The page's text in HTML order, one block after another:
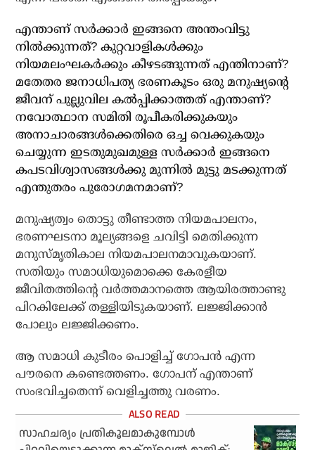
എന്താണ് സര്‍ക്കാര്‍ ഇങ്ങനെ അന്തംവിട്ടു
നില്‍ക്കുന്നത്? കുറ്റവാളികള്‍ക്കും
നിയമലംഘകര്‍ക്കും കീഴടങ്ങുന്നത് എന്തിനാണ്?
മതേതര ജനാധിപത്യ ഭരണകൂടം ഒരു മനുഷ്യന്റെ
ജീവന് പുല്ലുവില കല്‍പ്പിക്കാത്തത് എന്താണ്?
നവോത്ഥാന സമിതി രൂപീകരിക്കുകയും
അനാചാരങ്ങള്‍ക്കെതിരെ ഒച്ച വെക്കുകയും
ചെയ്യുന്ന ഇടതുമുഖമുള്ള സര്‍ക്കാര്‍ ഇങ്ങനെ
കപടവിശ്വാസങ്ങള്‍ക്കു മുന്നില്‍ മുട്ടു മടക്കുന്നത്
എന്തുതരം പുരോഗമനമാണ്?
മനുഷ്യത്വം തൊട്ടു തീണ്ടാത്ത നിയമപാലനം,
ഭരണഘടനാ മൂല്യങ്ങളെ ചവിട്ടി മെതിക്കുന്ന
മനുസ്മൃതികാല നിയമപാലനമാവുകയാണ്.
സതിയും സമാധിയുമൊക്കെ കേരളീയ
ജീവിതത്തിന്റെ വര്‍ത്തമാനത്തെ ആയിരത്താണ്ടു
പിറകിലേക്ക് തള്ളിയിടുകയാണ്. ലജ്ജിക്കാന്‍
പോലും ലജ്ജിക്കണം.
ആ സമാധി കുടീരം പൊളിച്ച് ഗോപന്‍ എന്ന
പൗരനെ കണ്ടെത്തണം. ഗോപന് എന്താണ്
സംഭവിച്ചതെന്ന് വെളിച്ചത്തു വരണം.
സാഹചര്യം പ്രതികൂലമാകുമ്പോള്‍